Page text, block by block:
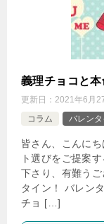
義理チョコと
更新日： 2021年6月
コラム
バレン
皆さん、こんに
ト選びをご提案
下さり、有難う
タイン！ バレン
チョ […]